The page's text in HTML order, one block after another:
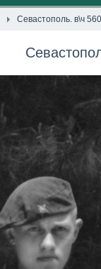
Севастополь. в\ч